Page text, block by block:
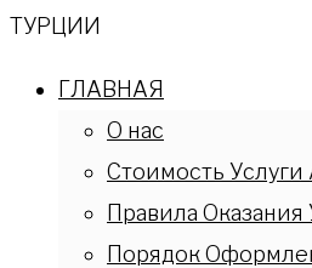
ТУРЦИИ
ГЛАВНАЯ
О нас
Стоимость Услуги
Правила Оказания
Порядок